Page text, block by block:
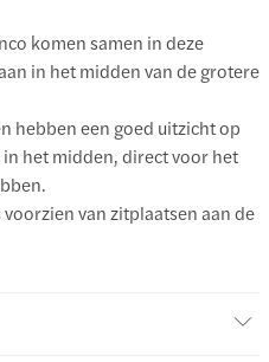
komen samen in deze
in het midden van de grotere
hebben een goed uitzicht op
het midden, direct voor het
van zitplaatsen aan de